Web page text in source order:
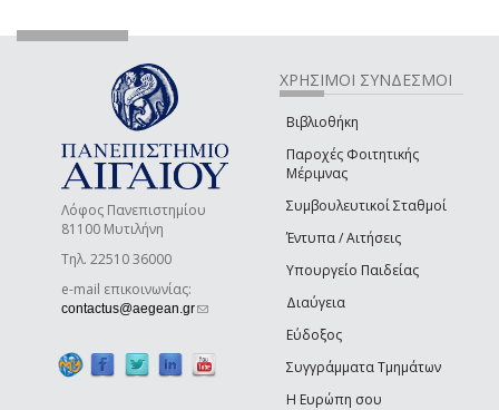
Λόφος Πανεπιστημίου
81100 Μυτιλήνη
Τηλ. 22510 36000
e-mail επικοινωνίας:
contactus@aegean.gr(link sends e-mail)
ΧΡΗΣΙΜΟΙ ΣΥΝΔΕΣΜΟΙ
Βιβλιοθήκη
Παροχές Φοιτητικής
Μέριμνας
Συμβουλευτικοί Σταθμοί
Έντυπα / Αιτήσεις
Υπουργείο Παιδείας
Διαύγεια
Εύδοξος
Συγγράμματα Τμημάτων
Η Ευρώπη σου